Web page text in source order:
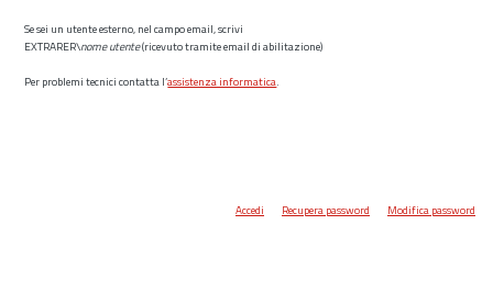
Se sei un utente esterno, nel campo email, scrivi
EXTRARER\nome utente(ricevuto tramite email di abilitazione)
Per problemi tecnici contatta l’assistenza informatica.
Accedi Recupera password Modifica password